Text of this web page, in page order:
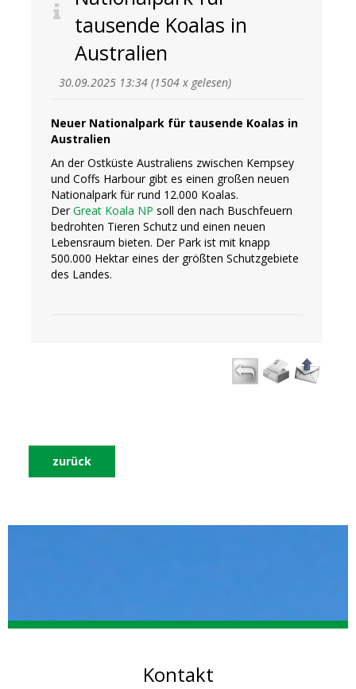
tausende Koalas in
Australien
30.09.2025 13:34(1504 x gelesen)
Neuer Nationalpark für tausende Koalas in
Australien
An der Ostküste Australiens zwischen Kempsey
und Coffs Harbour gibt es einen großen neuen
Nationalpark für rund 12.000 Koalas.
DerGreat Koala NP soll den nach Buschfeuern
bedrohten Tieren Schutz und einen neuen
Lebensraum bieten. Der Park ist mit knapp
500.000 Hektar eines der größten Schutzgebiete
des Landes.
zurück
Kontakt